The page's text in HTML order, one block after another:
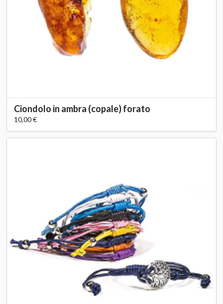
Ciondolo in ambra (copale) forato
10,00 €